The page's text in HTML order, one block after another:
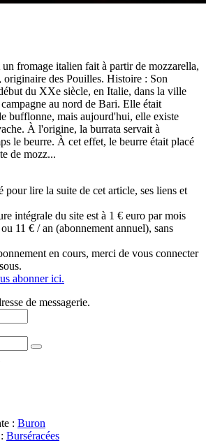
fromage italien fait à partir de mozzarella,
des Pouilles. Histoire : Son
du XXe siècle, en Italie, dans la ville
au nord de Bari. Elle était
bufflonne, mais aujourd'hui, elle existe
À l'origine, la burrata servait à
le beurre. À cet effet, le beurre était placé
de mozz...
pour lire la suite de cet article, ses liens et
intégrale du site est à 1 € euro par mois
11 € / an (abonnement annuel), sans
en cours, merci de vous connecter
abonner ici.
de messagerie.
: Buron
Burséracées